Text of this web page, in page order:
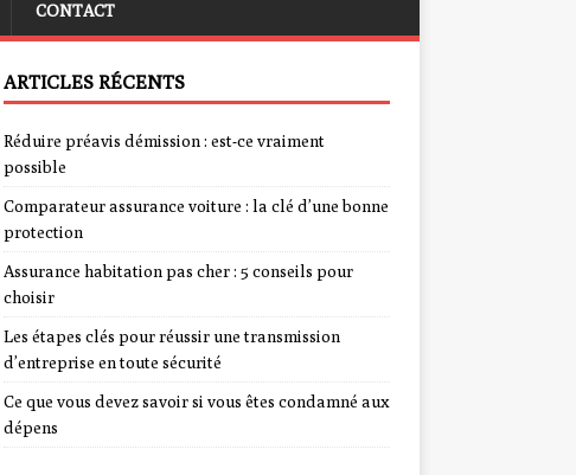
CONTACT
ARTICLES RÉCENTS
Réduire préavis démission : est-ce vraiment
possible
Comparateur assurance voiture : la clé d’une bonne
protection
Assurance habitation pas cher : 5 conseils pour
choisir
Les étapes clés pour réussir une transmission
d’entreprise en toute sécurité
Ce que vous devez savoir si vous êtes condamné aux
dépens